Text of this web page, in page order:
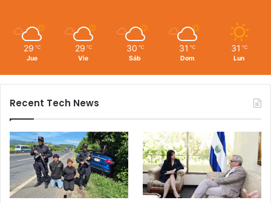
29 ℃
Jue
29 ℃
Vie
30 ℃
Sáb
31 ℃
Dom
31 ℃
Lun
Recent Tech News